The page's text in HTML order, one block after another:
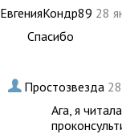
ЕвгенияКондр89 28
Спасибо
. Простозвезда
Ага, я